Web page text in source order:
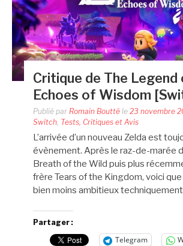
Critique de The Legend
Echoes of Wisdom
Publié par Romain Boutté le 23 novembre
Switch, Tests, Critiques et Avis
L’arrivée d’un nouveau Zelda est
évènement. Après le raz-de-marée
Breath of the Wild puis plus
frère Tears of the Kingdom, voici
bien moins ambitieux
Partager :
Telegram